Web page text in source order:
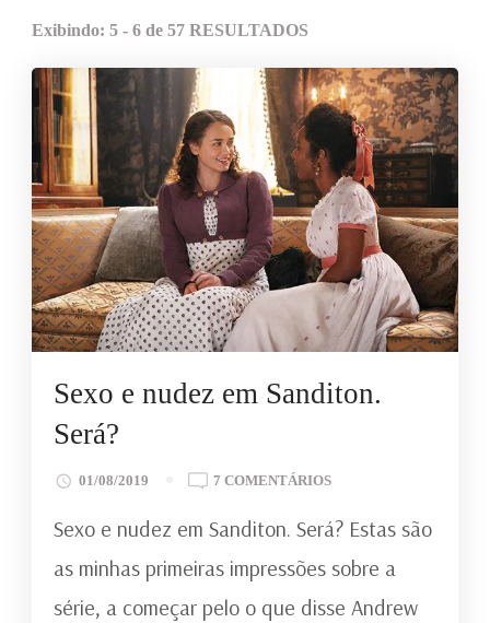
Exibindo: 5 - 6 de 57 RESULTADOS
Sexo e nudez em Sanditon.
Será?
01/08/2019 7 COMENTÁRIOSEM
E
EM
SANDITON.
Sexo e nudez em Sanditon. Será? Estas são
as minhas primeiras impressões sobre a
série, a começar pelo o que disse Andrew